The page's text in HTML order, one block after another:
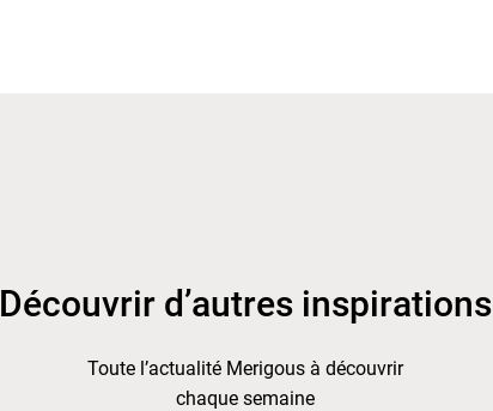
Découvrir d’autres inspirations
Toute l’actualité Merigous à découvrir
chaque semaine